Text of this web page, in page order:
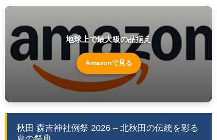
地球上で最大級の品揃え
Amazonで見る
秋田 森吉神社例祭 2026 – 北秋田の伝統を彩る